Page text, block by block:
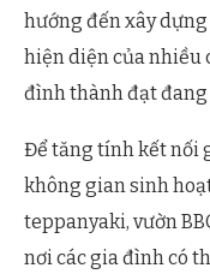
hướng đến xây
hiện diện của nhiều
đình thành đạt đang
Để tăng tính kết nối
không gian sinh
teppanyaki, vườn
nơi các gia đình có